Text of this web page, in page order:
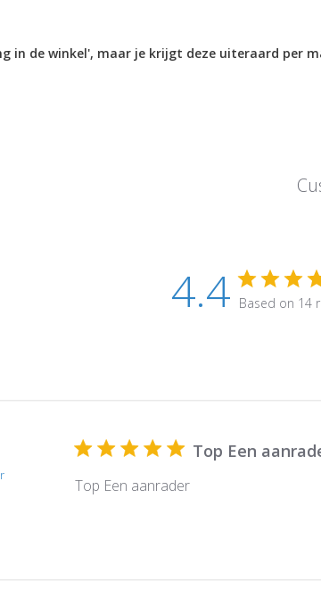
in de winkel', maar je krijgt deze uiteraard per
4.4 Based on 14
Top Een
Top Een aanrader